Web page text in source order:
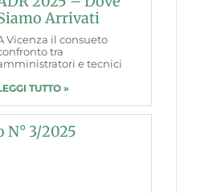
Arrivati
Vicenza il consueto
tra
e tecnici
TUTTO »
N° 3/2025